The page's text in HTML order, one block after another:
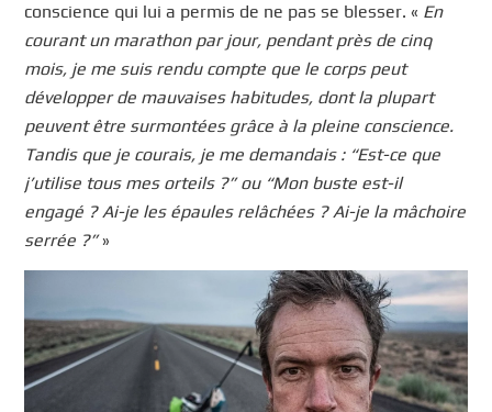
conscience qui lui a permis de ne pas se blesser. « En
courant un marathon par jour, pendant près de cinq
mois, je me suis rendu compte que le corps peut
développer de mauvaises habitudes, dont la plupart
peuvent être surmontées grâce à la pleine conscience.
Tandis que je courais, je me demandais : “Est-ce que
j’utilise tous mes orteils ?” ou “Mon buste est-il
engagé ? Ai-je les épaules relâchées ? Ai-je la mâchoire
serrée ?”»